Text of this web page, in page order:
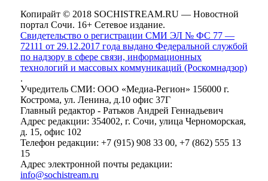
Копирайт © 2018 SOCHISTREAM.RU — Новостной
портал Сочи. 16+ Сетевое издание.
Свидетельство о регистрации СМИ ЭЛ № ФС 77 —
72111 от 29.12.2017 года выдано Федеральной службой
по надзору в сфере связи, информационных
технологий и массовых коммуникаций (Роскомнадзор)
.
Учредитель СМИ: ООО «Медиа-Регион» 156000 г.
Кострома, ул. Ленина, д.10 офис 37Г
Главный редактор - Ратьков Андрей Геннадьевич
Адрес редакции: 354002, г. Сочи, улица Черноморская,
д. 15, офис 102
Телефон редакции: +7 (915) 908 33 00, +7 (862) 555 13
15
Адрес электронной почты редакции:
info@sochistream.ru